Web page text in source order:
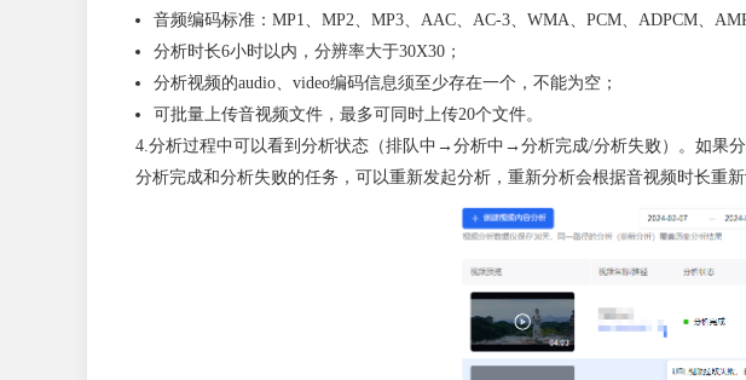
音频编码标准：MP1、MP2、MP3、AAC、AC-3、WMA、PCM、ADPCM、
分析时长6小时以内，分辨率大于30X30；
分析视频的audio、video编码信息须至少存在一个，不能为空；
可批量上传音视频文件，最多可同时上传20个文件。
4.分析过程中可以看到分析状态（排队中→分析中→分析完成/分析失败）。如果
分析完成和分析失败的任务，可以重新发起分析，重新分析会根据音视频时长重新